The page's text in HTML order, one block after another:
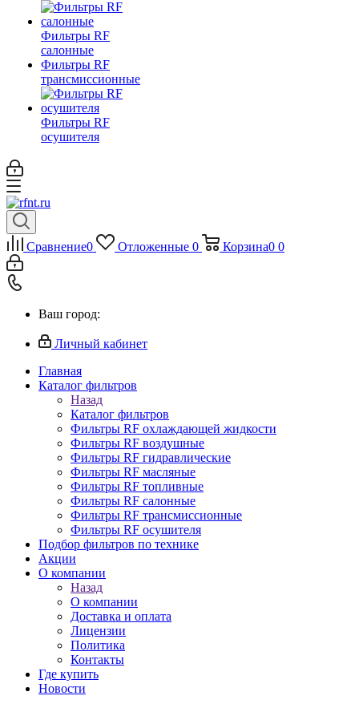
Фильтры RF
салонные
Фильтры RF
трансмиссионные
Фильтры RF
осушителя
Сравнение0 Отложенные 0 Корзина0 0
Ваш город:
Личный кабинет
Главная
Каталог фильтров
Назад
Каталог фильтров
Фильтры RF охлаждающей жидкости
Фильтры RF воздушные
Фильтры RF гидравлические
Фильтры RF масляные
Фильтры RF топливные
Фильтры RF салонные
Фильтры RF трансмиссионные
Фильтры RF осушителя
Подбор фильтров по технике
Акции
О компании
Назад
О компании
Доставка и оплата
Лицензии
Политика
Контакты
Где купить
Новости